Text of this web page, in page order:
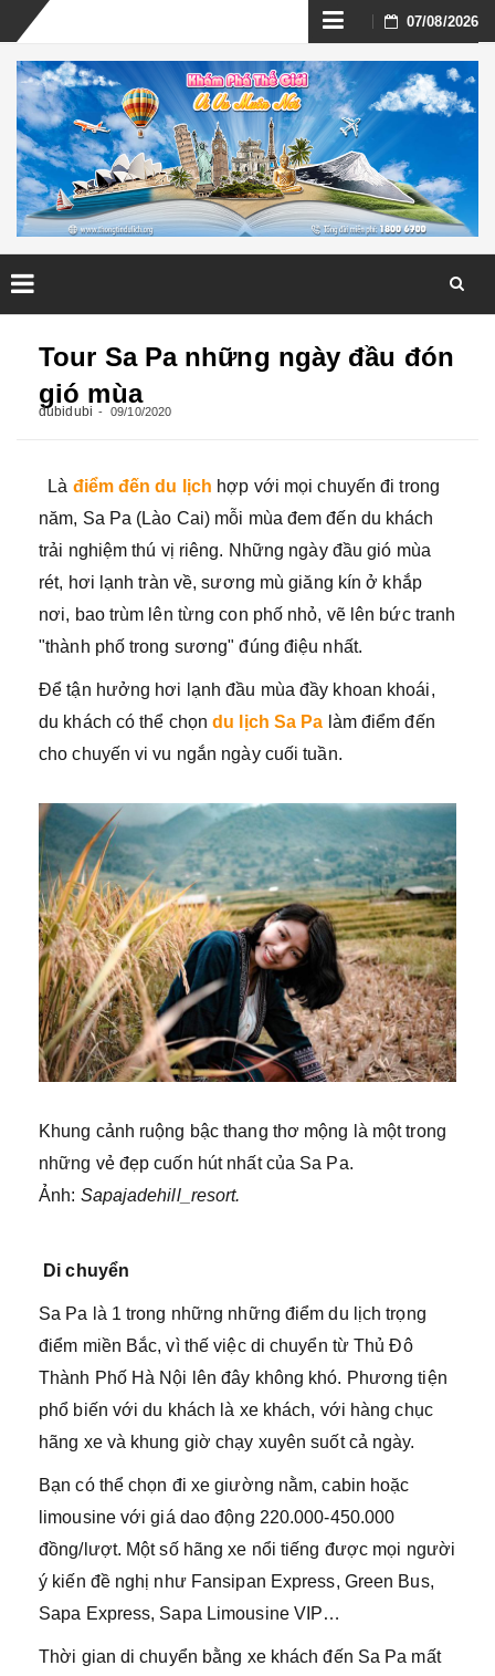
Skip
to
content
07/08/2026
Tour Sa Pa những ngày đầu đón
gió mùa
dubidubi 09/10/2020
Là điểm đến du lịch hợp với mọi chuyến đi trong
năm, Sa Pa (Lào Cai) mỗi mùa đem đến du khách
trải nghiệm thú vị riêng. Những ngày đầu gió mùa
rét, hơi lạnh tràn về, sương mù giăng kín ở khắp
nơi, bao trùm lên từng con phố nhỏ, vẽ lên bức tranh
"thành phố trong sương" đúng điệu nhất.
Để tận hưởng hơi lạnh đầu mùa đầy khoan khoái,
du khách có thể chọndu lịch Sa Pa làm điểm đến
cho chuyến vi vu ngắn ngày cuối tuần.
Khung cảnh ruộng bậc thang thơ mộng là một trong
những vẻ đẹp cuốn hút nhất của Sa Pa.
Ảnh: Sapajadehill_resort.
Di chuyển
Sa Pa là 1 trong những những điểm du lịch trọng
điểm miền Bắc, vì thế việc di chuyển từ Thủ Đô
Thành Phố Hà Nội lên đây không khó. Phương tiện
phổ biến với du khách là xe khách, với hàng chục
hãng xe và khung giờ chạy xuyên suốt cả ngày.
Bạn có thể chọn đi xe giường nằm, cabin hoặc
limousine với giá dao động 220.000-450.000
đồng/lượt. Một số hãng xe nổi tiếng được mọi người
ý kiến đề nghị như Fansipan Express, Green Bus,
Sapa Express, Sapa Limousine VIP…
Thời gian di chuyển bằng xe khách đến Sa Pa mất